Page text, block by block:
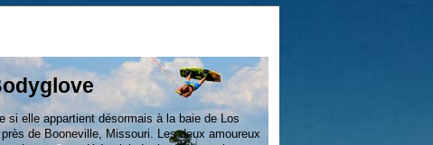
si elle appartient désormais à la baie de Los
de Booneville, Missouri. Les deux amoureux